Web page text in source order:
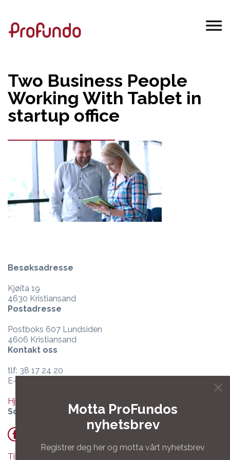
Motta ProFundos
nyhetsbrev
Registrer deg her og motta vårt nyhetsbrev
Two Business People
Working With Tablet in
startup office
Besøksadresse
Kjøita 19
4630 Kristiansand
Postadresse
Postboks 607 Lundsiden
4606 Kristiansand
Kontakt oss
tlf: 38 17 24 20
E-post:
Hjelpesenter og support
Sosiale medier
Tilgang til Teamviewer